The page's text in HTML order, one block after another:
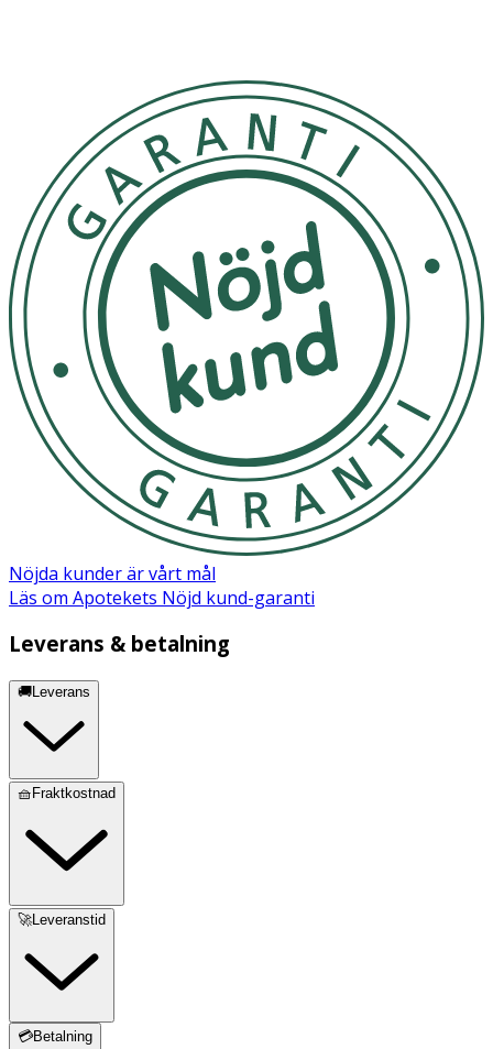
Nöjda kunder är vårt mål
Läs om Apotekets Nöjd kund-garanti
Leverans & betalning
🚚Leverans
🧺Fraktkostnad
🚀Leveranstid
💳Betalning